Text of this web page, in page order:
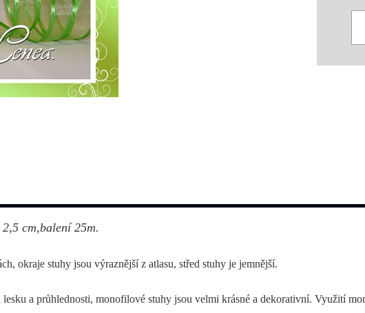
cm,balení 25m.
okraje stuhy jsou výraznější z atlasu, střed stuhy je jemnější.
a průhlednosti, monofilové stuhy jsou velmi krásné a dekorativní. Využití